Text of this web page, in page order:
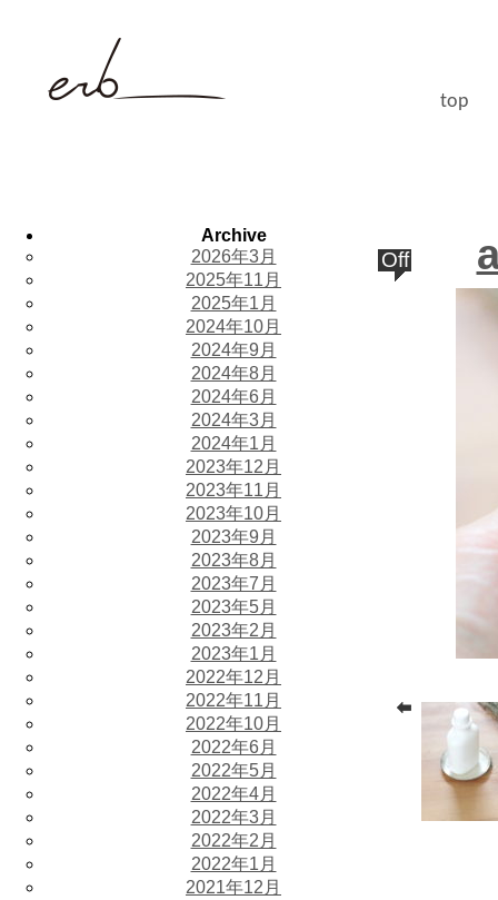
top
Off
Archive
2026年3月
2025年11月
2025年1月
2024年10月
2024年9月
2024年8月
2024年6月
2024年3月
2024年1月
2023年12月
2023年11月
2023年10月
2023年9月
2023年8月
2023年7月
2023年5月
2023年2月
2023年1月
2022年12月
2022年11月
2022年10月
2022年6月
2022年5月
2022年4月
2022年3月
2022年2月
2022年1月
2021年12月